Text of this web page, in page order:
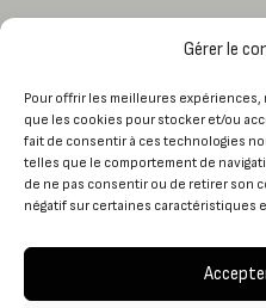
Gérer le
Pour offrir les meilleures
que les cookies pour stocker et/ou
fait de consentir à ces technologies
telles que le comportement de
de ne pas consentir ou de retirer son
négatif sur certaines caractéristiques
Mentions légales